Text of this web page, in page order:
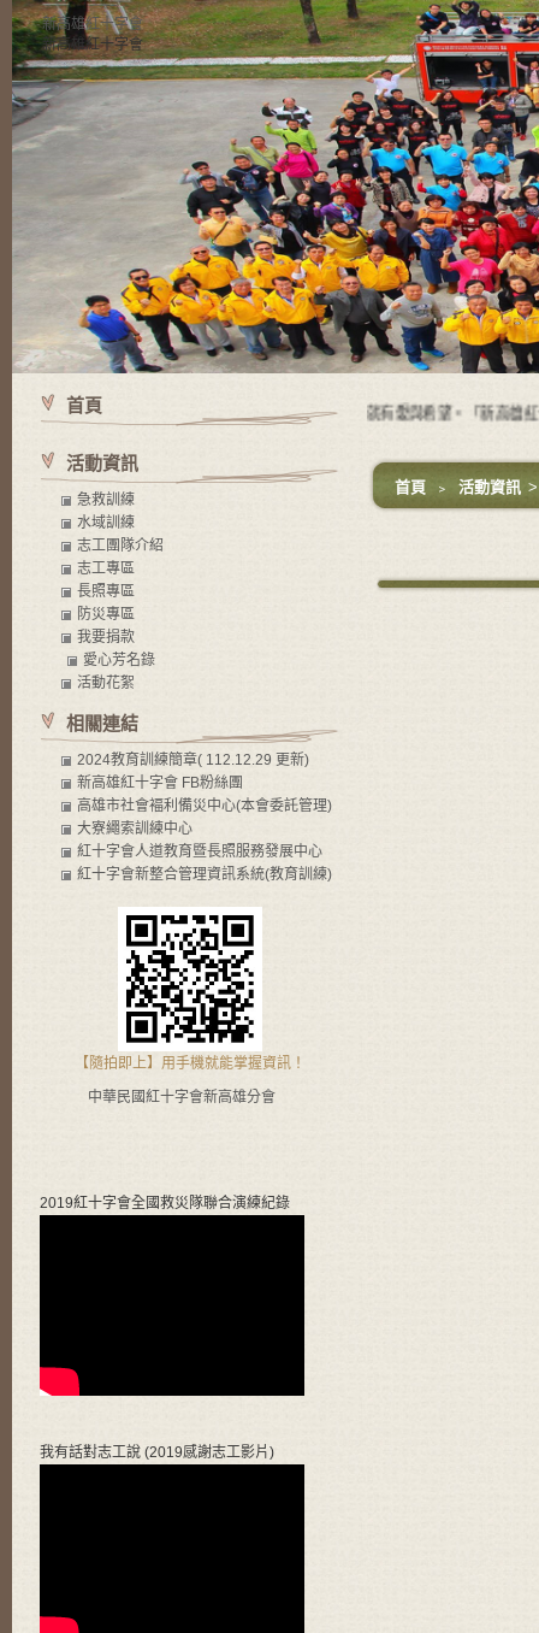
新高雄紅十字會
新高雄紅十字會
使命 有苦難的地方就有紅十字會，有紅十字會的地方就有愛與希望。「新高雄紅十
首頁 ﹥ 活動資訊
首頁
活動資訊
急救訓練
水域訓練
志工團隊介紹
志工專區
長照專區
防災專區
我要捐款
愛心芳名錄
活動花絮
相關連結
2024教育訓練簡章( 112.12.29 更新)
新高雄紅十字會 FB粉絲團
高雄市社會褔利備災中心(本會委託管理)
大寮繩索訓練中心
紅十字會人道教育暨長照服務發展中心
紅十字會新整合管理資訊系統(教育訓練)
【隨拍即上】用手機就能掌握資訊！
中華民國紅十字會新高雄分會
2019紅十字會全國救災隊聯合演練紀錄
我有話對志工說 (2019感謝志工影片)